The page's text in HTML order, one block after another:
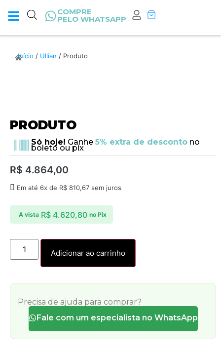
COMPRE
PELO WHATSAPP
Início / Ullian / Produto
PRODUTO
Só hoje! Ganhe 5% extra de descontono
boleto ou pix
R$ 4.864,00
Em até 6x de R$ 810,67 sem juros
A vista R$4.620,80 no Pix
Adicionar ao carrinho
Precisa de ajuda para comprar?
Fale com um especialista no WhatsApp